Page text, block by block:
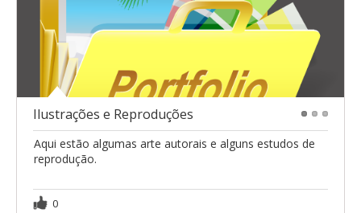
Ilustrações e Reproduções
Aqui estão algumas arte autorais e alguns estudos de
reprodução.
0